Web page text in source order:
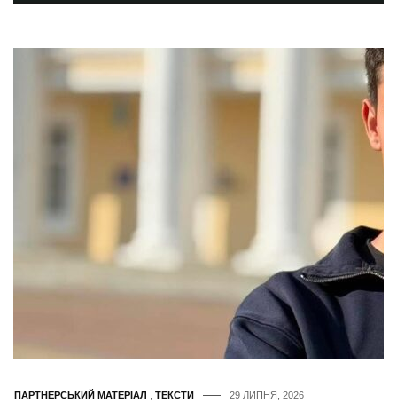
ПАРТНЕРСЬКИЙ МАТЕРІАЛ ТЕКСТИ 29 ЛИПНЯ, 2026